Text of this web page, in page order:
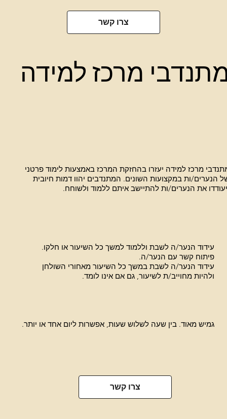
צרו קשר
מרכז למידה
עידוד הנער/ה לשבת וללמוד למשך כל השיעור או חלקו.
פיתוח קשר עם הנער/ה.
עידוד הנער/ה לשבת במשך כל השיעור מאחורי השולחן
ולהיות מחוייב/ת לשיעור, גם אם אינו לומד.
גמיש מאוד. בין שעה לשלוש שעות, אפשרות ליום אחד או יותר.
צרו קשר
מרכז למידה יעזרו בהחזקת המרכז באמצעות לימוד פרטני
הנערים/ות במקצועות השונים. המתנדבים יהוו דמות חיובית
את הנערים/ות להתיישב איתם ללמוד ולשוחח.